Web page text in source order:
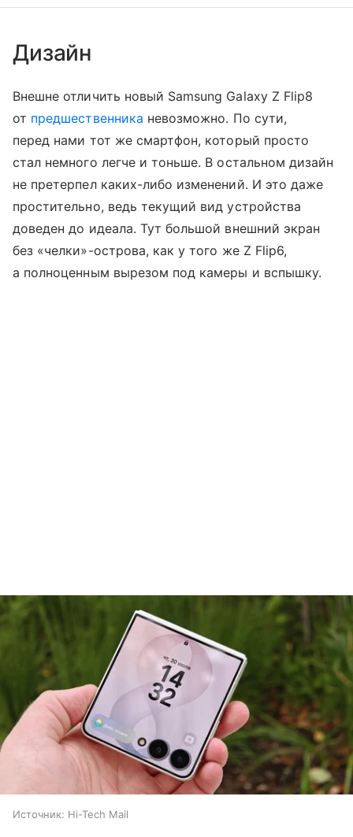
Дизайн
Внешне отличить новый Samsung Galaxy Z Flip8
от предшественника невозможно. По сути,
перед нами тот же смартфон, который просто
стал немного легче и тоньше. В остальном дизайн
не претерпел каких-либо изменений. И это даже
простительно, ведь текущий вид устройства
доведен до идеала. Тут большой внешний экран
без «челки»-острова, как у того же Z Flip6,
а полноценным вырезом под камеры и вспышку.
Источник: Hi-Tech Mail